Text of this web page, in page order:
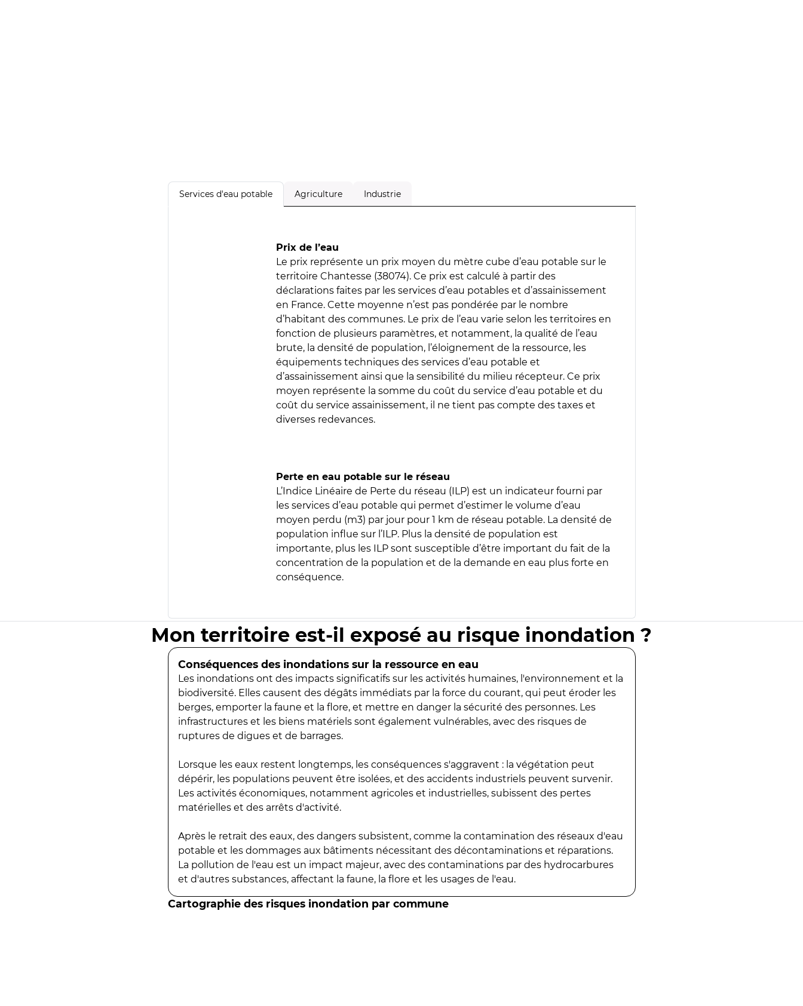
Services d'eau potable Agriculture Industrie
Prix de l’eau
Le prix représente un prix moyen du mètre cube d’eau potable sur le
territoire Chantesse (38074). Ce prix est calculé à partir des
déclarations faites par les services d’eau potables et d’assainissement
en France. Cette moyenne n’est pas pondérée par le nombre
d’habitant des communes. Le prix de l’eau varie selon les territoires en
fonction de plusieurs paramètres, et notamment, la qualité de l’eau
brute, la densité de population, l’éloignement de la ressource, les
équipements techniques des services d’eau potable et
d’assainissement ainsi que la sensibilité du milieu récepteur. Ce prix
moyen représente la somme du coût du service d’eau potable et du
coût du service assainissement, il ne tient pas compte des taxes et
diverses redevances.
Perte en eau potable sur le réseau
L’Indice Linéaire de Perte du réseau (ILP) est un indicateur fourni par
les services d’eau potable qui permet d’estimer le volume d’eau
moyen perdu (m3) par jour pour 1 km de réseau potable. La densité de
population influe sur l’ILP. Plus la densité de population est
importante, plus les ILP sont susceptible d’être important du fait de la
concentration de la population et de la demande en eau plus forte en
conséquence.
Mon territoire est-il exposé au risque inondation ?
Conséquences des inondations sur la ressource en eau
Les inondations ont des impacts significatifs sur les activités humaines, l'environnement et la
biodiversité. Elles causent des dégâts immédiats par la force du courant, qui peut éroder les
berges, emporter la faune et la flore, et mettre en danger la sécurité des personnes. Les
infrastructures et les biens matériels sont également vulnérables, avec des risques de
ruptures de digues et de barrages.
Lorsque les eaux restent longtemps, les conséquences s'aggravent : la végétation peut
dépérir, les populations peuvent être isolées, et des accidents industriels peuvent survenir.
Les activités économiques, notamment agricoles et industrielles, subissent des pertes
matérielles et des arrêts d'activité.
Après le retrait des eaux, des dangers subsistent, comme la contamination des réseaux d'eau
potable et les dommages aux bâtiments nécessitant des décontaminations et réparations.
La pollution de l'eau est un impact majeur, avec des contaminations par des hydrocarbures
et d'autres substances, affectant la faune, la flore et les usages de l'eau.
Cartographie des risques inondation par commune